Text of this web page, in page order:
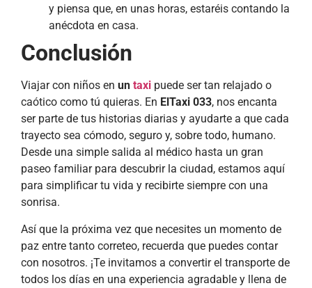
y piensa que, en unas horas, estaréis contando la
anécdota en casa.
Conclusión
Viajar con niños en un taxi puede ser tan relajado o
caótico como tú quieras. En ElTaxi 033, nos encanta
ser parte de tus historias diarias y ayudarte a que cada
trayecto sea cómodo, seguro y, sobre todo, humano.
Desde una simple salida al médico hasta un gran
paseo familiar para descubrir la ciudad, estamos aquí
para simplificar tu vida y recibirte siempre con una
sonrisa.
Así que la próxima vez que necesites un momento de
paz entre tanto correteo, recuerda que puedes contar
con nosotros. ¡Te invitamos a convertir el transporte de
todos los días en una experiencia agradable y llena de